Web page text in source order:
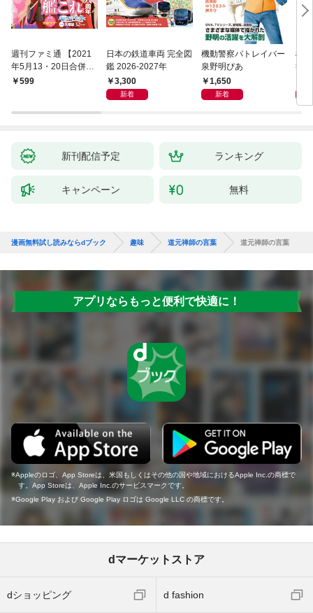
週刊ファミ通 【2021
年5月13・20日合併
号】599
日本の鉄道車両 完全図
鑑 2026-2027年
3,300
新着
機動警察パトレイバー
泉野明ぴあ
1,650
新着
機
後
新刊配信予定 ランキング
キャンペーン 無料
漫画無料試し読みならdブック 趣味 道元禅師の言葉 道元禅師の言葉
アプリならもっと便利で快適に！
Appleのロゴ、App Storeは、米国もしくはその他の国や地域におけるApple Inc.の商標で
す。App Storeは、Apple Inc.のサービスマークです。
Google Play および Google Play ロゴは Google LLC の商標です。
dマーケットストア
dショッピング d fashion